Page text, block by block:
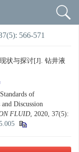
566-571
状与探讨[J]. 钻井液
of
Discussion
FLUID, 2020, 37(5):